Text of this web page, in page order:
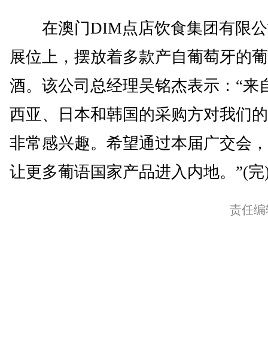
在澳门DIM点店饮食集团有限
展位上，摆放着多款产自葡萄牙的
酒。该公司总经理吴铭杰表示：“来
西亚、日本和韩国的采购方对我们
非常感兴趣。希望通过本届广交会
让更多葡语国家产品进入内地。”(完
责任